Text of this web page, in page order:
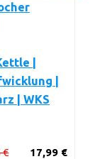
|
|
| WKS
17,99 €
€